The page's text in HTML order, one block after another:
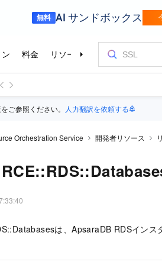
ご参照ください。 人力翻訳を依頼する
Orchestration Service 開発者リソース
は、ApsaraDB RDSイン